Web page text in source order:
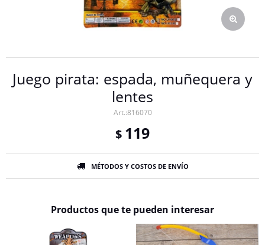
Juego pirata: espada, muñequera y
lentes
816070
$ 119
MÉTODOS Y COSTOS DE ENVÍO
Productos que te pueden interesar